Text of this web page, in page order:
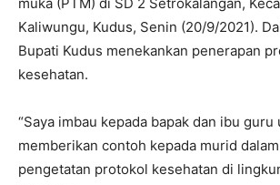
Kaliwungu, Kudus, Senin (20/9/2021).
Bupati Kudus menekankan penerapan
kesehatan.
“Saya imbau kepada bapak dan ibu guru
memberikan contoh kepada murid
pengetatan protokol kesehatan di